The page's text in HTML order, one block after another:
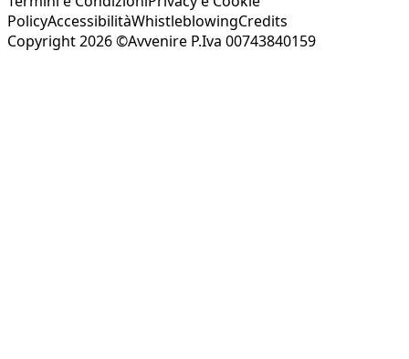
PolicyAccessibilitàWhistleblowingCredits
Copyright 2026 ©Avvenire P.Iva 00743840159